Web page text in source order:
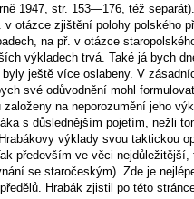
1947, str. 153—176, též
v otázce zjištění polohy polského
na př. v otázce
výkladech trvá. Také já bych
ještě více oslabeny. V
své odůvodnění mohl
na neporozumění jeho
s důslednějším pojetím, nežli
výklady svou taktickou
především ve věci
se staročeským). Zde je
Hrabák zjistil po této